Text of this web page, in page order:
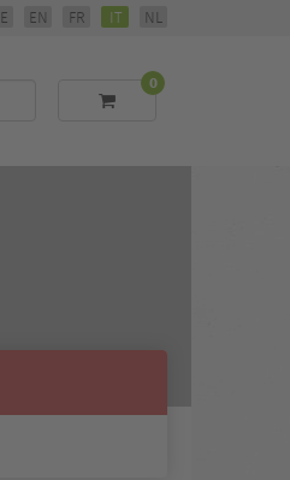
EN FR IT NL
0